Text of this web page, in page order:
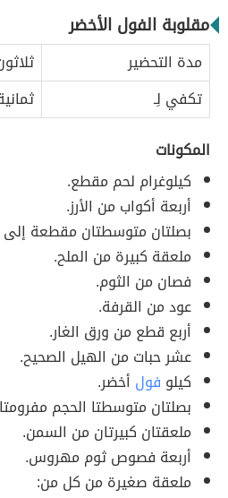
مقلوبة الفول الأخضر
مدة التحضير
تكفي لِـ
المكونات
كيلوغرام لحم مقطع.
أربعة أكواب من الأرز.
بصلتان متوسطتان مقطعة إلى
ملعقة كبيرة من الملح.
فصان من الثوم.
عود من القرفة.
أربع قطع من ورق الغار.
عشر حبات من الهيل الصحيح.
كيلو فول أخضر.
بصلتان متوسطتا الحجم
ملعقتان كبيرتان من السمن.
أربعة فصوص ثوم مهروس.
ملعقة صغيرة من كل من: